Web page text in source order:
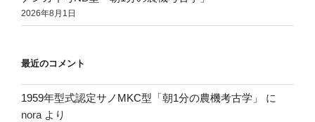
2026年8月1日
最近のコメント
1959年型式認定サノMKC型「朝1分の農機考古学」
に
noraより